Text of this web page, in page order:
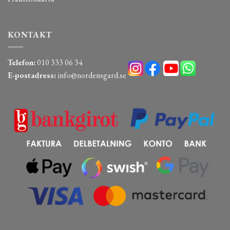
KONTAKT
Telefon:010 333 06 34
E-postadress: info@nordensgard.se